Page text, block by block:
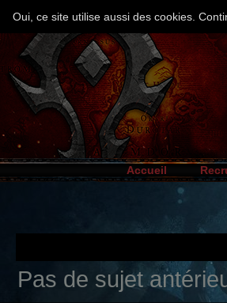
Accueil
Pas de sujet
Oui, ce site utilise aussi des cookies.